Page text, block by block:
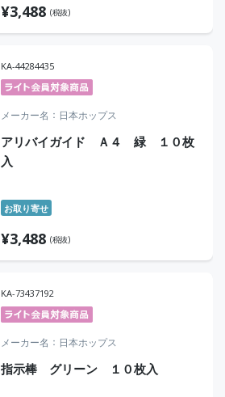
¥3,488 (税抜)
KA-44284435
メーカー名 日本ホップス
アリバイガイド Ａ４ 緑 １０枚
入
お取り寄せ
¥3,488 (税抜)
KA-73437192
メーカー名 日本ホップス
指示棒 グリーン １０枚入